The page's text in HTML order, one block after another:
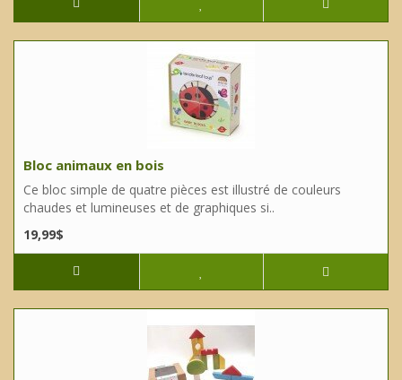
Bloc animaux en bois
Ce bloc simple de quatre pièces est illustré de couleurs
chaudes et lumineuses et de graphiques si..
19,99$